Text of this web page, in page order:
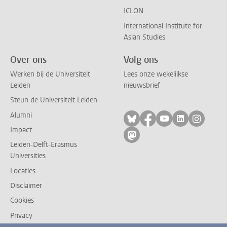
ICLON
International Institute for
Asian Studies
Over ons
Werken bij de Universiteit
Leiden
Steun de Universiteit Leiden
Alumni
Impact
Leiden-Delft-Erasmus
Universities
Locaties
Disclaimer
Cookies
Privacy
Volg ons
Lees onze wekelijkse
nieuwsbrief
Volg ons op bluesky
Volg ons op
Volg ons op
Volg ons
Volg
Volg ons op mastodon